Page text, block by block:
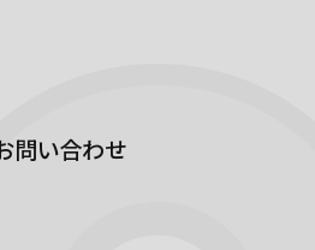
問い合わせ